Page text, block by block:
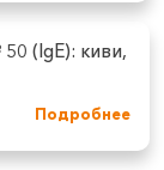
(IgE): киви,
Подробнее